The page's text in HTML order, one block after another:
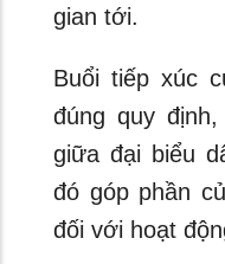
gian tới.
Buổi tiếp xúc
đúng quy
giữa đại biểu
đó góp phần
đối với hoạt